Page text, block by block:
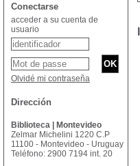
Conectarse
acceder a su cuenta de
usuario
Olvidé mi contraseña
Dirección
Biblioteca | Montevideo
Zelmar Michelini 1220 C.P
11100 - Montevideo - Uruguay
Teléfono: 2900 7194 int. 20